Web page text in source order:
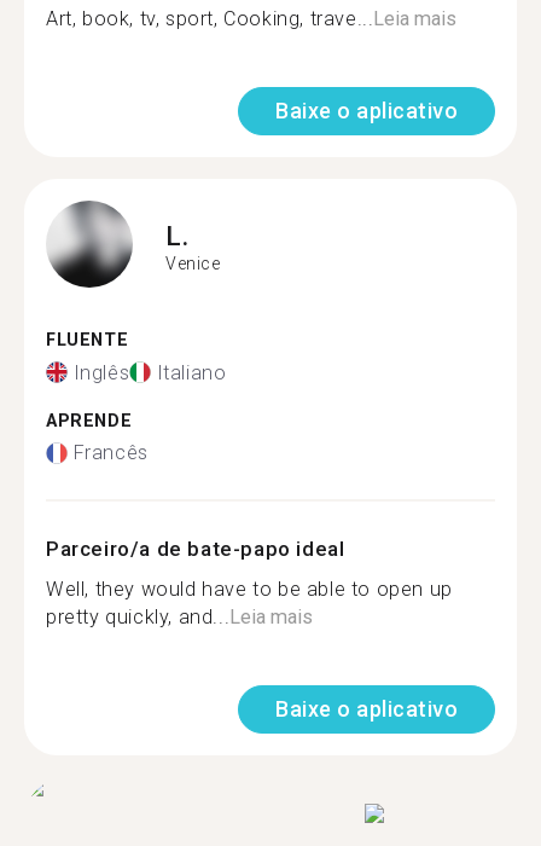
Art, book, tv, sport, Cooking, trave...Leia mais
Baixe o aplicativo
L.
Venice
FLUENTE
Inglês Italiano
APRENDE
Francês
Parceiro/a de bate-papo ideal
Well, they would have to be able to open up
pretty quickly, and...Leia mais
Baixe o aplicativo